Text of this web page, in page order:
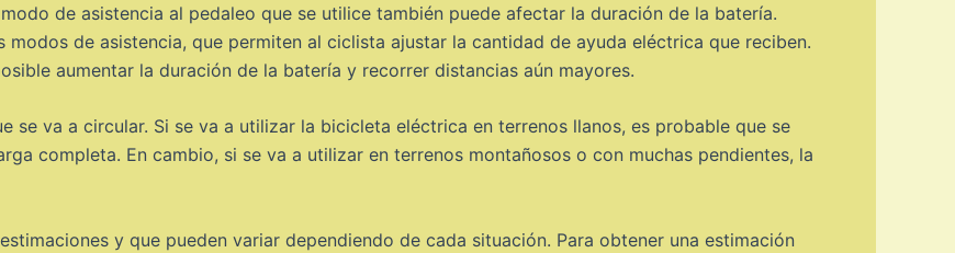
de asistencia al pedaleo que se utilice también puede afectar la duración de la batería.
de asistencia, que permiten al ciclista ajustar la cantidad de ayuda eléctrica que reciben.
aumentar la duración de la batería y recorrer distancias aún mayores.
se va a circular. Si se va a utilizar la bicicleta eléctrica en terrenos llanos, es probable que se
completa. En cambio, si se va a utilizar en terrenos montañosos o con muchas pendientes, la
y que pueden variar dependiendo de cada situación. Para obtener una estimación